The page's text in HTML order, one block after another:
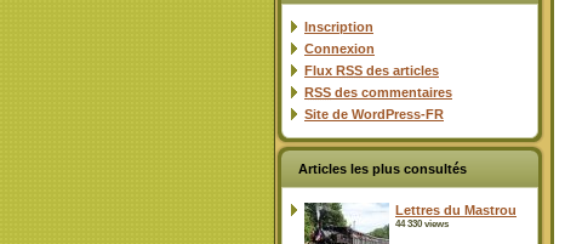
Inscription
Connexion
Flux RSS des articles
RSS des commentaires
Site de WordPress-FR
Articles les plus consultés
Lettres du Mastrou
44 330 views